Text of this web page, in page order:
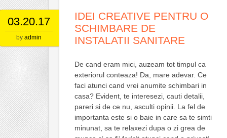
03.20.17
by admin
IDEI CREATIVE PENTRU O
SCHIMBARE DE
INSTALATII SANITARE
De cand eram mici, auzeam tot timpul ca
exteriorul conteaza! Da, mare adevar. Ce
faci atunci cand vrei anumite schimbari in
casa? Evident, te interesezi, cauti detalii,
pareri si de ce nu, asculti opinii. La fel de
importanta este si o baie in care sa te simti
minunat, sa te relaxezi dupa o zi grea de